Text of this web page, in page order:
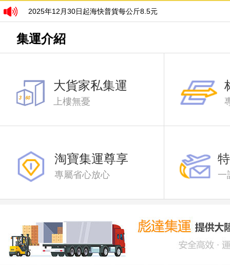
2025年12月30日起海快普貨每公斤8.5元
集運介紹
大貨家私集運
上樓無憂
淘寶集運尊享
專屬省心放心 一